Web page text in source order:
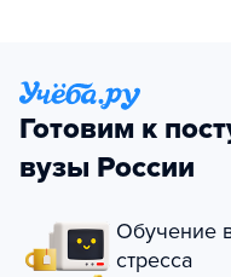
Готовим к
вузы России
Обучение
стресса